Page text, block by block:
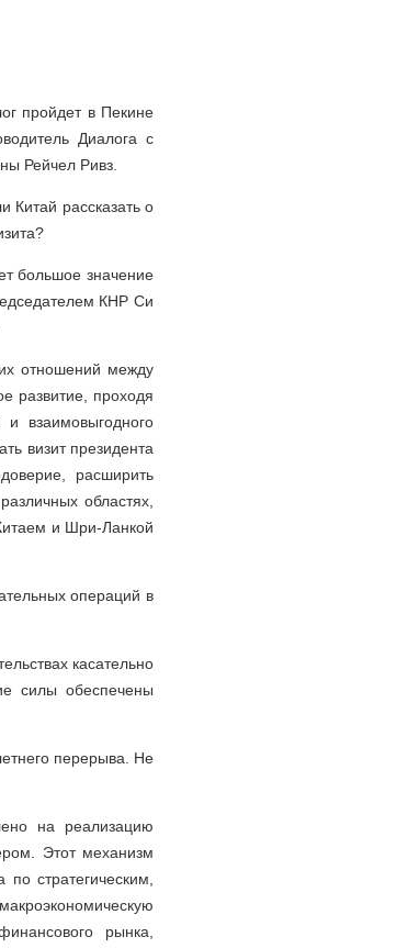
пройдет в Пекине
Диалога с
Рейчел Ривз.
Китай рассказать о
большое значение
КНР Си
отношений между
развитие, проходя
взаимовыгодного
визит президента
расширить
областях,
и Шри-Ланкой
операций в
касательно
силы обеспечены
перерыва. Не
на реализацию
Этот механизм
стратегическим,
рынка,